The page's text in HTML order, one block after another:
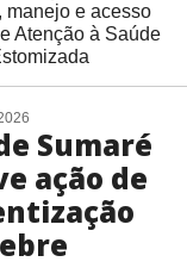
manejo e acesso
Atenção à Saúde
Sumaré
ação de